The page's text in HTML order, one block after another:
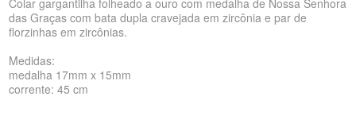
Colar gargantilha folheado a ouro com medalha de Nossa Senhora
das Graças com bata dupla cravejada em zircônia e par de
florzinhas em zircônias.
Medidas:
medalha 17mm x 15mm
corrente: 45 cm